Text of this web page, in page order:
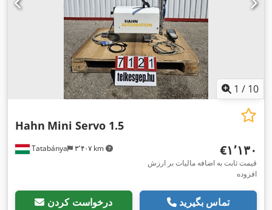
1 / 10
Tatabánya ۳٬۴۰۷ km
Hahn Mini Servo 1.5
‎€۱٬۱۳۰
قیمت ثابت به اضافه مالیات بر ارزش
افزوده
درخواست کردن تماس بگیرید